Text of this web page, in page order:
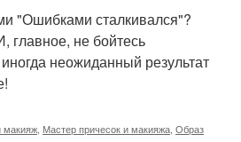
"Ошибками сталкивался"?
главное, не бойтесь
неожиданный результат
макияж Мастер причесок и макияжа Образ